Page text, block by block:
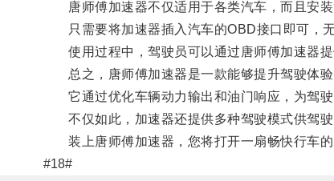
唐师傅加速器不仅适用于各类汽车，而且安装
只需要将加速器插入汽车的OBD接口即可，无
使用过程中，驾驶员可以通过唐师傅加速器提
总之，唐师傅加速器是一款能够提升驾驶体验
它通过优化车辆动力输出和油门响应，为驾驶
不仅如此，加速器还提供多种驾驶模式供驾驶
装上唐师傅加速器，您将打开一扇畅快行车的
#18#